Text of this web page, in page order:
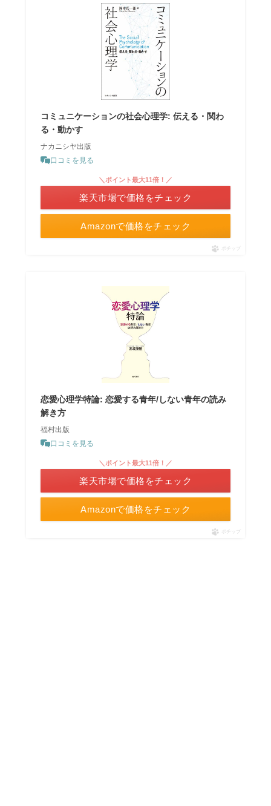
コミュニケーションの社会心理学: 伝える・関わ
る・動かす
ナカニシヤ出版
口コミを見る
Amazonで価格をチェック
＼ポイント最大11倍！／
楽天市場で価格をチェック
ポチップ
恋愛心理学特論: 恋愛する青年/しない青年の読み
解き方
福村出版
口コミを見る
Amazonで価格をチェック
＼ポイント最大11倍！／
楽天市場で価格をチェック
ポチップ